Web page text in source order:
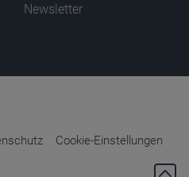
Newsletter
Cookie-Einstellungen